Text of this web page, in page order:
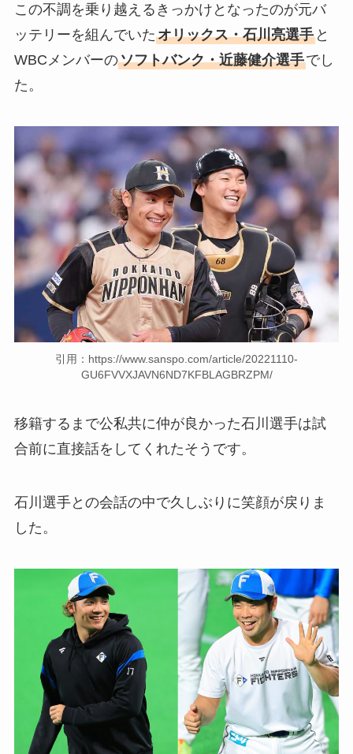
この不調を乗り越えるきっかけとなったのが元バ
ッテリーを組んでいたオリックス・石川亮選手と
WBCメンバーのソフトバンク・近藤健介選手でし
た。
引用：https://www.sanspo.com/article/20221110-
GU6FVVXJAVN6ND7KFBLAGBRZPM/
移籍するまで公私共に仲が良かった石川選手は試
合前に直接話をしてくれたそうです。
石川選手との会話の中で久しぶりに笑顔が戻りま
した。